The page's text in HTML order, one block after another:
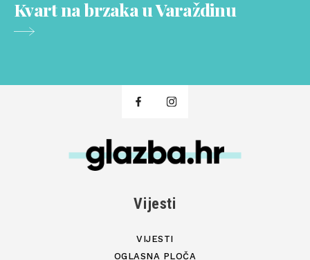
Kvart na brzaka u Varaždinu
Vijesti
VIJESTI
OGLASNA PLOČA